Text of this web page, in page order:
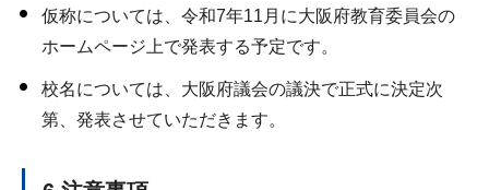
仮称については、令和7年11月に大阪府教育委員会の
ホームページ上で発表する予定です。
校名については、大阪府議会の議決で正式に決定次
第、発表させていただきます。